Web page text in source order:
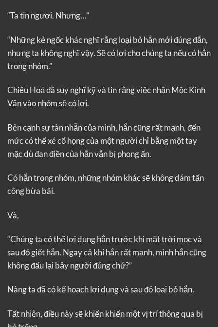
“Ta tin ngươi. Nhưng…”
“Những kẻ ngốc khác nghĩ rằng loại bỏ hắn mới đúng đắn,
nhưng ta không nghĩ vậy. Sẽ có lợi cho chúng ta nếu có hắn
trong nhóm.”
Chiêu Hoả đã suy nghĩ kỹ và tin rằng việc nhận Mộc Kinh
Vân vào nhóm sẽ có lợi.
Bên cạnh sự tàn nhẫn của mình, hắn cũng rất mạnh, đến
mức có thể xé cổ họng của một người chỉ bằng một tay
mặc dù đan điền của hắn vẫn bị phong ấn.
Có hắn trong nhóm, những nhóm khác sẽ không dám tấn
công bừa bãi.
Và,
“Chúng ta có thể lợi dụng hắn trước khi mặt trời mọc và
sau đó giết hắn. Ngay cả khi hắn rất mạnh, mình hắn cũng
không đấu lại bảy người đúng chứ?”
Nàng ta đã có kế hoạch lợi dụng và sau đó loại bỏ hắn.
Tất nhiên, điều này sẽ khiến khiến một vị trí thông qua bị